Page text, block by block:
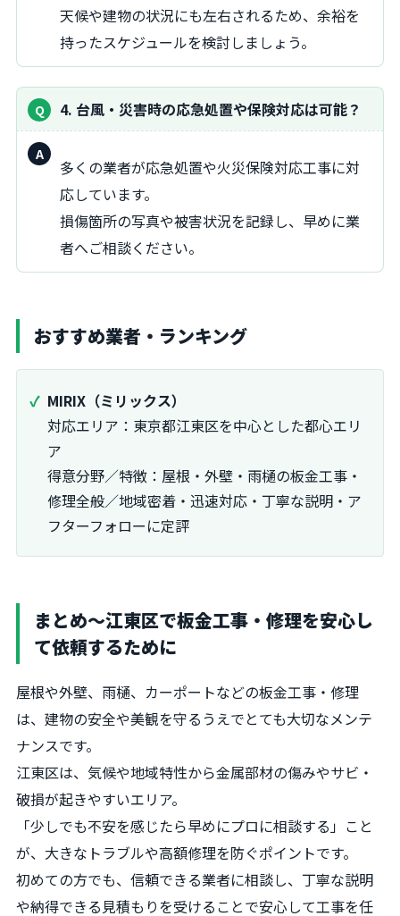
天候や建物の状況にも左右されるため、余裕を
持ったスケジュールを検討しましょう。
4. 台風・災害時の応急処置や保険対応は可能？
答：
多くの業者が応急処置や火災保険対応工事に対
応しています。
損傷箇所の写真や被害状況を記録し、早めに業
者へご相談ください。
おすすめ業者・ランキング
MIRIX（ミリックス）
対応エリア：東京都江東区を中心とした都心エリ
ア
得意分野／特徴：屋根・外壁・雨樋の板金工事・
修理全般／地域密着・迅速対応・丁寧な説明・ア
フターフォローに定評
まとめ～江東区で板金工事・修理を安心し
て依頼するために
屋根や外壁、雨樋、カーポートなどの板金工事・修理
は、建物の安全や美観を守るうえでとても大切なメンテ
ナンスです。
江東区は、気候や地域特性から金属部材の傷みやサビ・
破損が起きやすいエリア。
「少しでも不安を感じたら早めにプロに相談する」こと
が、大きなトラブルや高額修理を防ぐポイントです。
初めての方でも、信頼できる業者に相談し、丁寧な説明
や納得できる見積もりを受けることで安心して工事を任